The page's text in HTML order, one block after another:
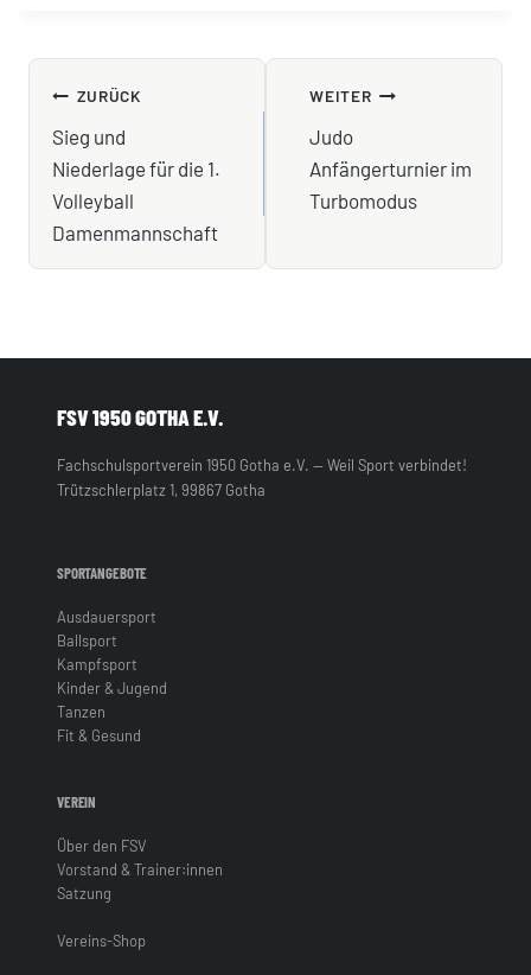
BEITRAGSNAVIGATION
ZURÜCK
Sieg und
Niederlage für die 1.
Volleyball
Damenmannschaft
WEITER
Judo
Anfängerturnier im
Turbomodus
FSV 1950 GOTHA E.V.
Fachschulsportverein 1950 Gotha e.V. — Weil Sport verbindet!
Trützschlerplatz 1, 99867 Gotha
SPORTANGEBOTE
Ausdauersport
Ballsport
Kampfsport
Kinder & Jugend
Tanzen
Fit & Gesund
VEREIN
Über den FSV
Vorstand & Trainer:innen
Satzung
Vereins-Shop